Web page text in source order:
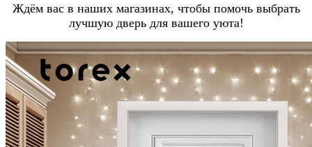
Ждём вас в наших магазинах, чтобы помочь выбрать
лучшую дверь для вашего уюта!